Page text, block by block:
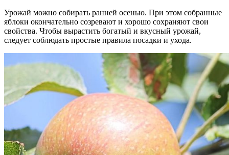
Урожай можно собирать ранней осенью. При этом собранные
яблоки окончательно созревают и хорошо сохраняют свои
свойства. Чтобы вырастить богатый и вкусный урожай,
следует соблюдать простые правила посадки и ухода.